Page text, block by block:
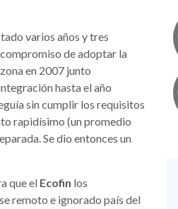
varios años y tres
de adoptar la
en 2007 junto
hasta el año
sin cumplir los requisitos
rapidísimo (un promedio
Se dio entonces un
que el Ecofin los
remoto e ignorado país del